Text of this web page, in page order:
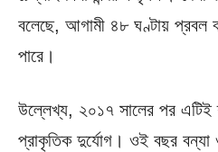
বলেছে, আগামী ৪৮ ঘণ্টায় প্রবল
পারে।
উল্লেখ্য, ২০১৭ সালের পর এটিই
প্রাকৃতিক দুর্যোগ। ওই বছর